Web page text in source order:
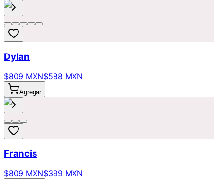
Dylan
$809 MXN$588 MXN
Agregar
Francis
$809 MXN$399 MXN